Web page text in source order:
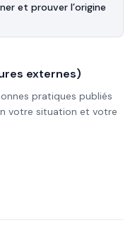
et prouver l’origine
externes)
pratiques publiés
votre situation et votre